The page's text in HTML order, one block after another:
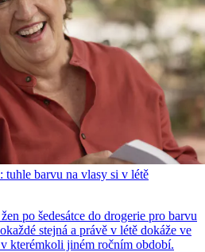
tuhle barvu na vlasy si v létě
po šedesátce do drogerie pro barvu
stejná a právě v létě dokáže ve
kterémkoli jiném ročním období.